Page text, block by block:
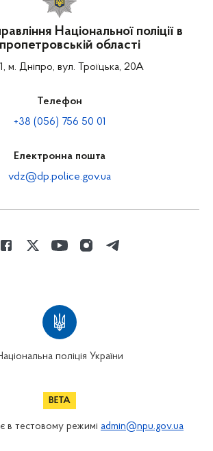
Національної поліції в
області
м. Дніпро, вул. Троїцька, 20А
Телефон
+38 (056) 756 50 01
Електронна пошта
vdz@dp.police.gov.ua
поліція України
в тестовому режимі admin@npu.gov.ua